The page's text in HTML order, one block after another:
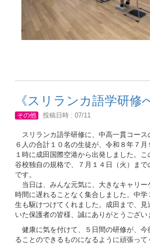
《スリランカ語学研修
その他 投稿日時 : 07/11
スリランカ語学研修に、中高一貫コース
６人の合計１０名の生徒が、令和８年７月
１時に成田国際空港から出発しました。
谷校独自の規格で、７月１４日（火）まで
です。
当日は、みんな元気に、大きなキャリー
時間に遅れることなく集合しました。中学
生も駆けつけてくれました。成田まで、見
いた保護者の皆様、誠にありがとうござい
健康に気を付けて、５日間の研修が、今
ることのできるものになるように頑張っ